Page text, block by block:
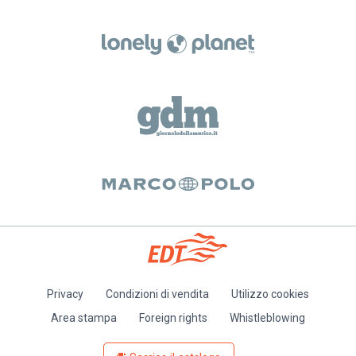
Privacy Condizioni di vendita
Utilizzo cookies
Area stampa
Foreign rights Whistleblowing